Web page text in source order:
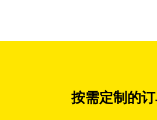
按需定制的